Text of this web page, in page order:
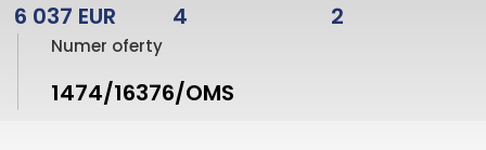
6 037 EUR 4 2
Numer oferty
1474/16376/OMS